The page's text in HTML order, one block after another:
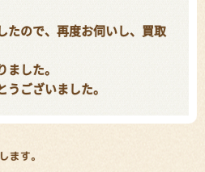
たので、再度お伺いし、買取
ました。
うございました。
ます。